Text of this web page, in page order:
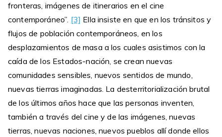
fronteras, imágenes de itinerarios en el cine
contemporáneo”. [3] Ella insiste en que en los tránsitos y
flujos de población contemporáneos, en los
desplazamientos de masa a los cuales asistimos con la
caída de los Estados-nación, se crean nuevas
comunidades sensibles, nuevos sentidos de mundo,
nuevas tierras imaginadas. La desterritorialización brutal
de los últimos años hace que las personas inventen,
también a través del cine y de las imágenes, nuevas
tierras, nuevas naciones, nuevos pueblos allí donde ellos